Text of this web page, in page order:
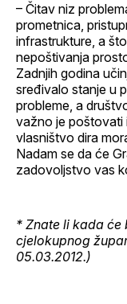
– Čitav niz
prometnica,
infrastrukture, a
nepoštivanja
Zadnjih godina
sređivalo stanje u
probleme, a
važno je poštovati
vlasništvo dira
Nadam se da će
zadovoljstvo vas
* Znate li kada će
cjelokupnog
05.03.2012.)